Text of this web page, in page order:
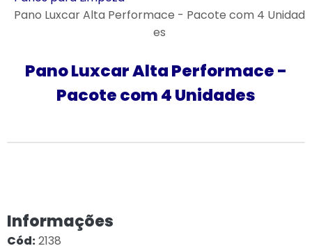
Pano Luxcar Alta Performace - Pacote com 4 Unidad
es
Pano Luxcar Alta Performace -
Pacote com 4 Unidades
Informações
Cód:2138